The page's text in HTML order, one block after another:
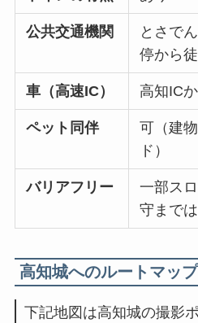
公共交通機関
とさで
停から
車（高速IC） 高知IC
ペット同伴
可（建
ド）
バリアフリー
一部ス
守まで
高知城へのルートマップ
下記地図は高知城の撮影